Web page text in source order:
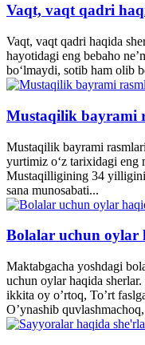
Vaqt, vaqt qadri
Vaqt, vaqt qadri haqida
hayotidagi eng bebaho
bo‘lmaydi, sotib ham olib
Mustaqilik bayrami
Mustaqilik bayrami
yurtimiz o‘z tarixidagi
Mustaqilligining 34 yilligini
sana munosabati...
Bolalar uchun oylar
Maktabgacha yoshdagi
uchun oylar haqida
ikkita oy o’rtoq, To’rt
O’ynashib